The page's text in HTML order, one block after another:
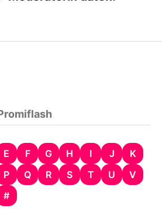
E F G H I J
K
P Q R S T U
V
#